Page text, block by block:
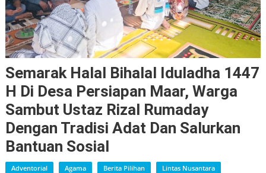
Semarak Halal Bihalal Iduladha 1447
H Di Desa Persiapan Maar, Warga
Sambut Ustaz Rizal Rumaday
Dengan Tradisi Adat Dan Salurkan
Bantuan Sosial
Adventorial Agama Berita Pilihan
Lintas Nusantara